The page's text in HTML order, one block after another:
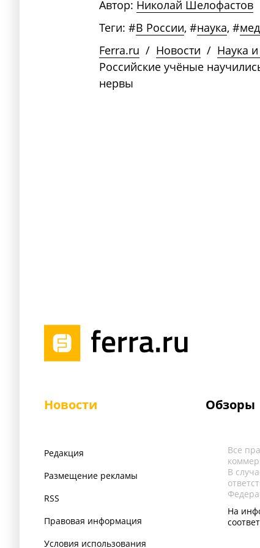
Автор: Николай Шелофастов
Теги: #В России, #наука, #
Ferra.ru / Новости / Наука
Российские учёные
нервы
Новости Обзоры
Редакция
Размещение рекламы
RSS
Правовая информация
Условия использования
Все
В
На